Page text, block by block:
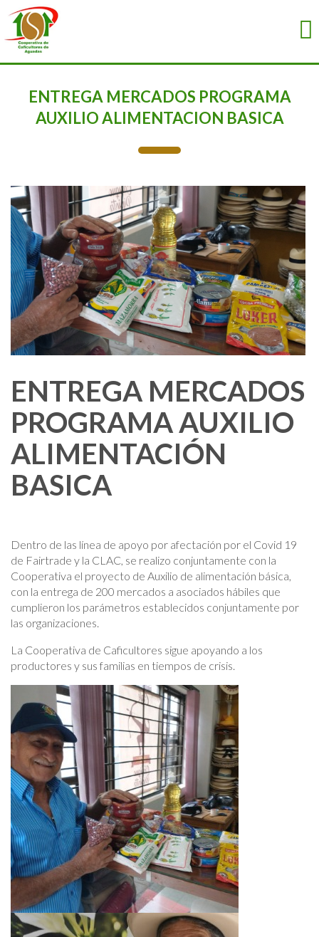
ENTREGA MERCADOS PROGRAMA
AUXILIO ALIMENTACION BASICA
ENTREGA MERCADOS
PROGRAMA AUXILIO
ALIMENTACIÓN
BASICA
Dentro de las línea de apoyo por afectación por el Covid 19
de Fairtrade y la CLAC, se realizo conjuntamente con la
Cooperativa el proyecto de Auxilio de alimentación básica,
con la entrega de 200 mercados a asociados hábiles que
cumplieron los parámetros establecidos conjuntamente por
las organizaciones.
La Cooperativa de Caficultores sigue apoyando a los
productores y sus familias en tiempos de crisis.